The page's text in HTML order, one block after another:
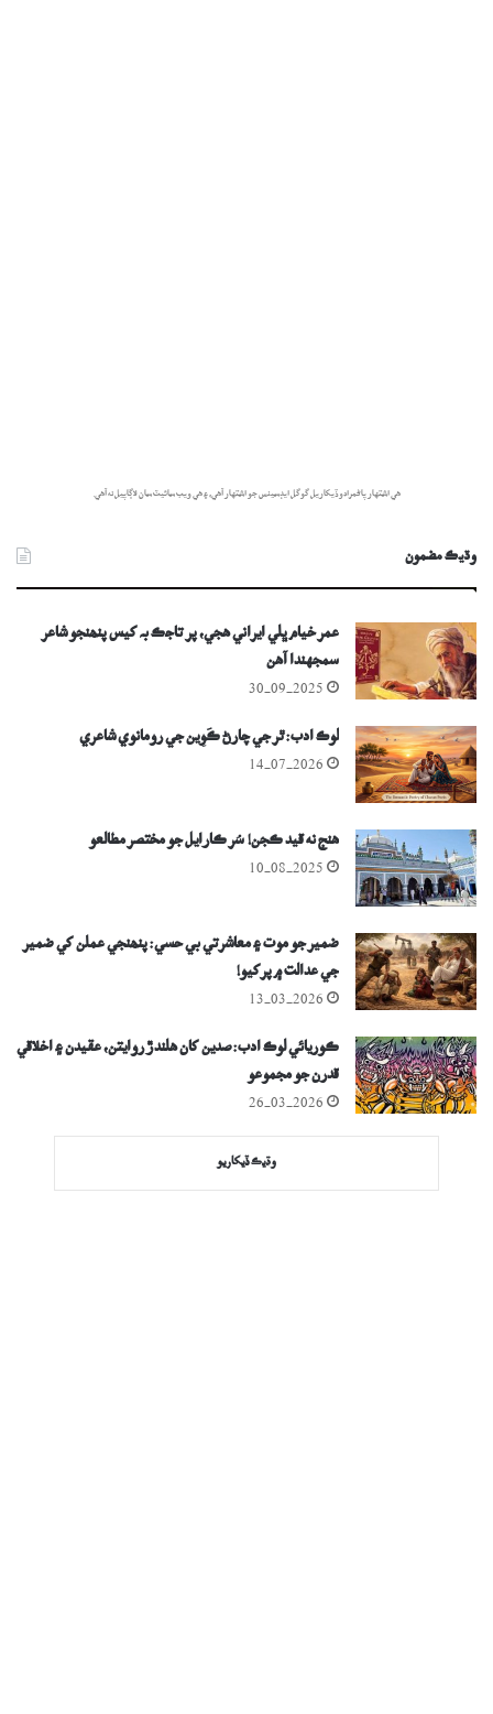
هي اشتهار پاڻمرادو ڏيکاريل گوگل ايڊسينس جو اشتهار آهي، ۽ هي ويب سائيٽ سان لاڳاپيل نه آهي.
وڌيڪ مضمون
عمر خيام ڀلي ايراني هجي، پر تاجڪ بہ کيس پنھنجو شاعر
سمجهندا آھن
30-09-2025
لوڪ ادب: ٿر جي چارڻ ڪَوِين جي رومانوي شاعري
14-07-2026
هنج نه قيد ڪجن! سُر ڪارايل جو مختصر مطالعو
10-08-2025
ضمير جو موت ۽ معاشرتي بي حسي: پنھنجي عملن کي ضمير
جي عدالت ۾ پرکيو!
13-03-2026
ڪوريائي لوڪ ادب: صدين کان هلندڙ روايتن، عقيدن ۽ اخلاقي
قدرن جو مجموعو
26-03-2026
وڌيڪ ڏيکاريو